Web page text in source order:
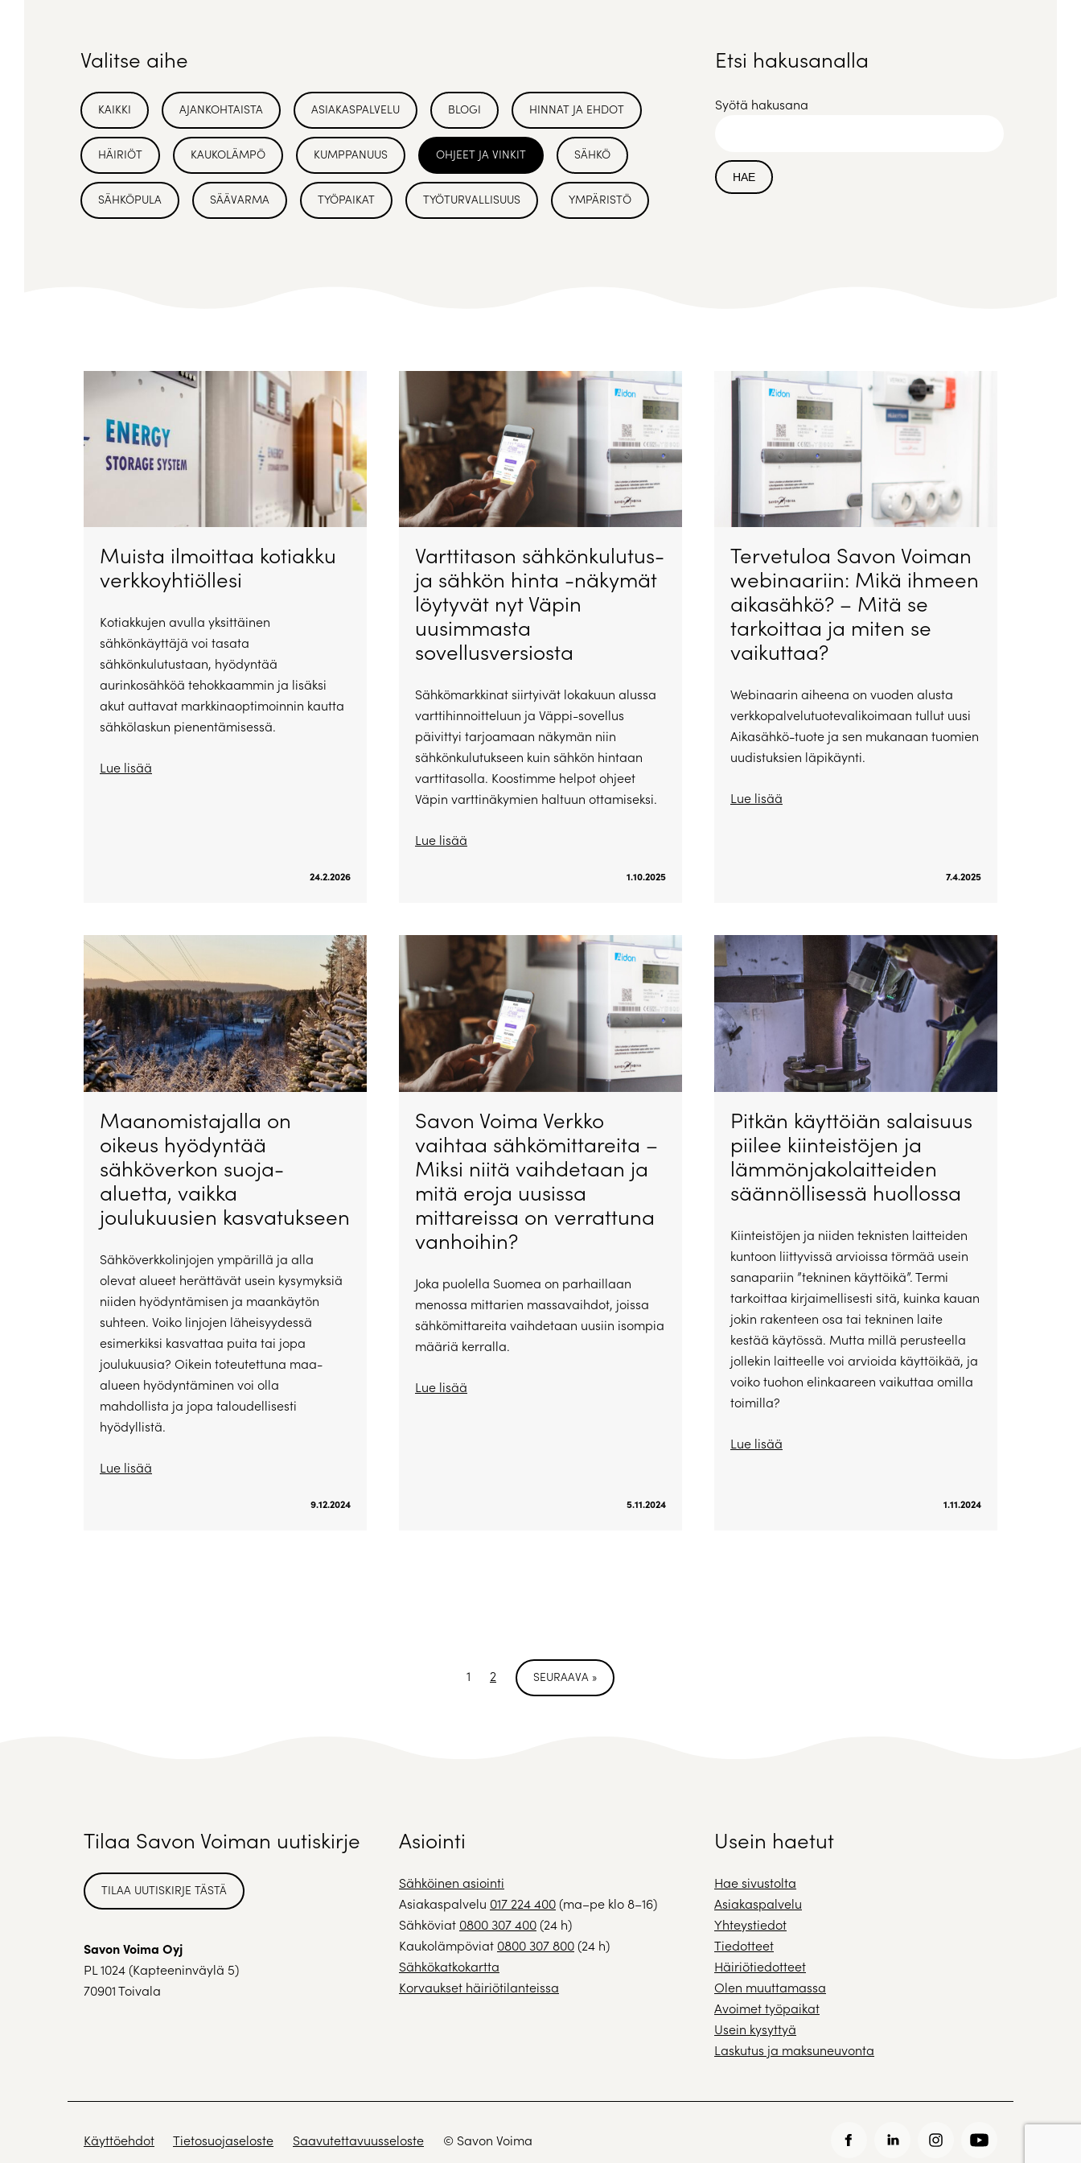
Valitse aihe
KAIKKI AJANKOHTAISTA ASIAKASPALVELU BLOGI HINNAT JA EHDOT
HÄIRIÖT KAUKOLÄMPÖ KUMPPANUUS OHJEET JA VINKIT SÄHKÖ
SÄHKÖPULA SÄÄVARMA TYÖPAIKAT TYÖTURVALLISUUS YMPÄRISTÖ
Etsi hakusanalla
Syötä hakusana
Muista ilmoittaa kotiakku
verkkoyhtiöllesi
Kotiakkujen avulla yksittäinen
sähkönkäyttäjä voi tasata
sähkönkulutustaan, hyödyntää
aurinkosähköä tehokkaammin ja lisäksi
akut auttavat markkinaoptimoinnin kautta
sähkölaskun pienentämisessä.
Lue lisää
24.2.2026
Varttitason sähkönkulutus-
ja sähkön hinta -näkymät
löytyvät nyt Väpin
uusimmasta
sovellusversiosta
Sähkömarkkinat siirtyivät lokakuun alussa
varttihinnoitteluun ja Väppi-sovellus
päivittyi tarjoamaan näkymän niin
sähkönkulutukseen kuin sähkön hintaan
varttitasolla. Koostimme helpot ohjeet
Väpin varttinäkymien haltuun ottamiseksi.
Lue lisää
1.10.2025
Tervetuloa Savon Voiman
webinaariin: Mikä ihmeen
aikasähkö? – Mitä se
tarkoittaa ja miten se
vaikuttaa?
Webinaarin aiheena on vuoden alusta
verkkopalvelutuotevalikoimaan tullut uusi
Aikasähkö-tuote ja sen mukanaan tuomien
uudistuksien läpikäynti.
Lue lisää
7.4.2025
Maanomistajalla on
oikeus hyödyntää
sähköverkon suoja-
aluetta, vaikka
joulukuusien kasvatukseen
Sähköverkkolinjojen ympärillä ja alla
olevat alueet herättävät usein kysymyksiä
niiden hyödyntämisen ja maankäytön
suhteen. Voiko linjojen läheisyydessä
esimerkiksi kasvattaa puita tai jopa
joulukuusia? Oikein toteutettuna maa-
alueen hyödyntäminen voi olla
mahdollista ja jopa taloudellisesti
hyödyllistä.
Lue lisää
9.12.2024
Savon Voima Verkko
vaihtaa sähkömittareita –
Miksi niitä vaihdetaan ja
mitä eroja uusissa
mittareissa on verrattuna
vanhoihin?
Joka puolella Suomea on parhaillaan
menossa mittarien massavaihdot, joissa
sähkömittareita vaihdetaan uusiin isompia
määriä kerralla.
Lue lisää
5.11.2024
Pitkän käyttöiän salaisuus
piilee kiinteistöjen ja
lämmönjakolaitteiden
säännöllisessä huollossa
Kiinteistöjen ja niiden teknisten laitteiden
kuntoon liittyvissä arvioissa törmää usein
sanapariin ”tekninen käyttöikä”. Termi
tarkoittaa kirjaimellisesti sitä, kuinka kauan
jokin rakenteen osa tai tekninen laite
kestää käytössä. Mutta millä perusteella
jollekin laitteelle voi arvioida käyttöikää, ja
voiko tuohon elinkaareen vaikuttaa omilla
toimilla?
Lue lisää
1.11.2024
1 2 SEURAAVA »
Tilaa Savon Voiman uutiskirje
TILAA UUTISKIRJE TÄSTÄ
Savon Voima Oyj
PL 1024 (Kapteeninväylä 5)
70901 Toivala
Asiointi
Sähköinen asiointi
Asiakaspalvelu 017 224 400(ma–pe klo 8–16)
Sähköviat 0800 307 400(24 h)
Kaukolämpöviat 0800 307 800(24 h)
Sähkökatkokartta
Korvaukset häiriötilanteissa
Usein haetut
Hae sivustolta
Asiakaspalvelu
Yhteystiedot
Tiedotteet
Häiriötiedotteet
Olen muuttamassa
Avoimet työpaikat
Usein kysyttyä
Laskutus ja maksuneuvonta
Käyttöehdot Tietosuojaseloste Saavutettavuusseloste © Savon Voima